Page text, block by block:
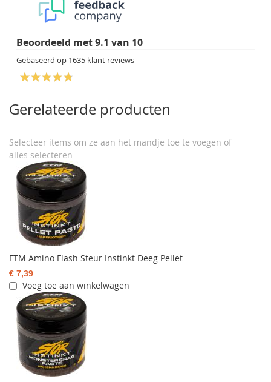
Beoordeeld met9.1 van 10
Gebaseerd op 1635 klant reviews
Gerelateerde producten
Selecteer items om ze aan het mandje toe te voegen of
alles selecteren
FTM Amino Flash Steur Instinkt Deeg Pellet
€ 7,39
Voeg toe aan winkelwagen